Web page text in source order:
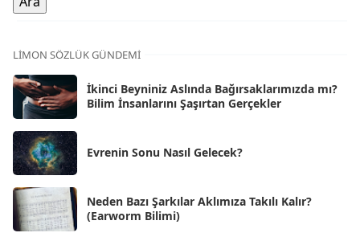
Ara 2025
Kas 2025
Eki 2025
Eyl 2025 [56]
Ağu 2025
Tem 2025
Haz 2025
May 2025 [54]
LIMON SÖZLÜK GÜNDEMI
İkinci Beyniniz Aslında Bağırsaklarımızda mı?
Bilim İnsanlarını Şaşırtan Gerçekler
Evrenin Sonu Nasıl Gelecek?
Neden Bazı Şarkılar Aklımıza Takılı Kalır?
(Earworm Bilimi)